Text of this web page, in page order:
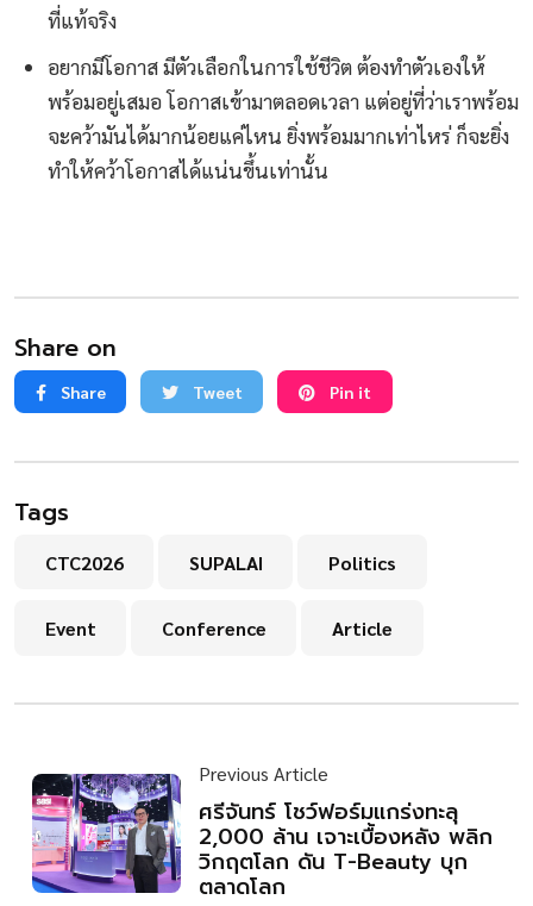
ที่แท้จริง
อยากมีโอกาส มีตัวเลือกในการใช้ชีวิต ต้องทำตัวเองให้
พร้อมอยู่เสมอ โอกาสเข้ามาตลอดเวลา แต่อยู่ที่ว่าเราพร้อม
จะคว้ามันได้มากน้อยแค่ไหน ยิ่งพร้อมมากเท่าไหร่ ก็จะยิ่ง
ทำให้คว้าโอกาสได้แน่นขึ้นเท่านั้น
Share on
Share Tweet Pin it
Tags
CTC2026 SUPALAI Politics
Event Conference Article
Previous Article
ศรีจันทร์ โชว์ฟอร์มแกร่งทะลุ
2,000 ล้าน เจาะเบื้องหลัง พลิก
วิกฤตโลก ดัน T-Beauty บุก
ตลาดโลก